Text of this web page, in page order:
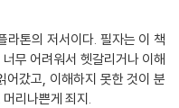
거의 대부분의 플라톤의 대화
러나 예사롭지 않은 ‘사건’이
병희가 ‘번역한’ 대화편보다는
더 수월한 상황이었다.
톤의 저서이다. 필자는 이 책
무 어려워서 헷갈리거나 이해
어갔고, 이해하지 못한 것이 분
리나쁜게 죄지.